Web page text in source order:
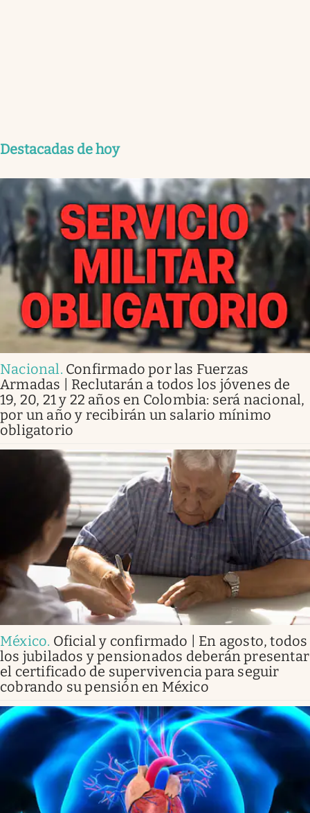
Destacadas de hoy
Nacional. Confirmado por las Fuerzas
Armadas | Reclutarán a todos los jóvenes de
19, 20, 21 y 22 años en Colombia: será nacional,
por un año y recibirán un salario mínimo
obligatorio
México. Oficial y confirmado | En agosto, todos
los jubilados y pensionados deberán presentar
el certificado de supervivencia para seguir
cobrando su pensión en México